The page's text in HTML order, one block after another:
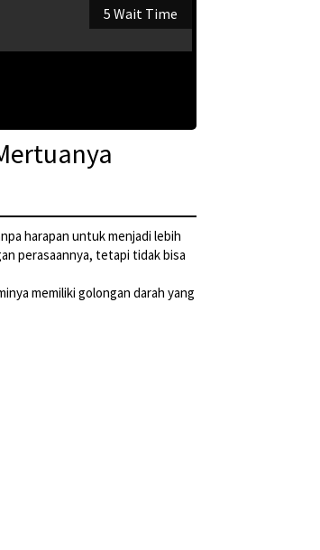
5 Wait Time
harapan untuk menjadi lebih
perasaannya, tetapi tidak bisa
memiliki golongan darah yang